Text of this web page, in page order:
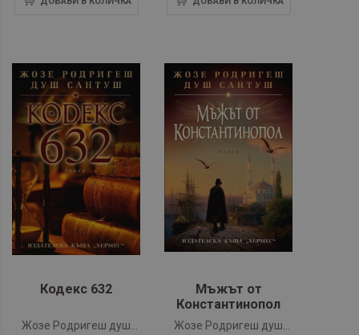
Кодекс 632
Жозе Родригеш душ
Мъжът от
Константинопол
Жозе Родригеш душ